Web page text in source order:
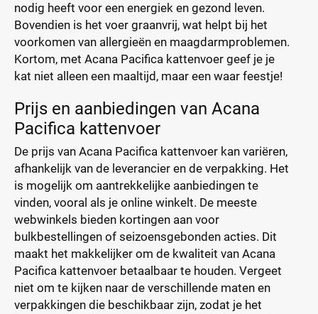
nodig heeft voor een energiek en gezond leven.
Bovendien is het voer graanvrij, wat helpt bij het
voorkomen van allergieën en maagdarmproblemen.
Kortom, met Acana Pacifica kattenvoer geef je je
kat niet alleen een maaltijd, maar een waar feestje!
Prijs en aanbiedingen van Acana
Pacifica kattenvoer
De prijs van Acana Pacifica kattenvoer kan variëren,
afhankelijk van de leverancier en de verpakking. Het
is mogelijk om aantrekkelijke aanbiedingen te
vinden, vooral als je online winkelt. De meeste
webwinkels bieden kortingen aan voor
bulkbestellingen of seizoensgebonden acties. Dit
maakt het makkelijker om de kwaliteit van Acana
Pacifica kattenvoer betaalbaar te houden. Vergeet
niet om te kijken naar de verschillende maten en
verpakkingen die beschikbaar zijn, zodat je het